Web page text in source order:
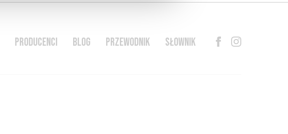
PRODUCENCI BLOG PRZEWODNIK SŁOWNIK